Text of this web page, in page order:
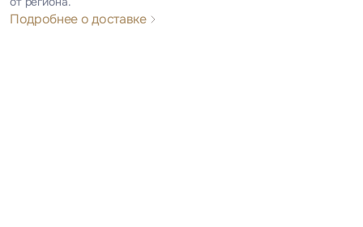
Подробнее о доставке